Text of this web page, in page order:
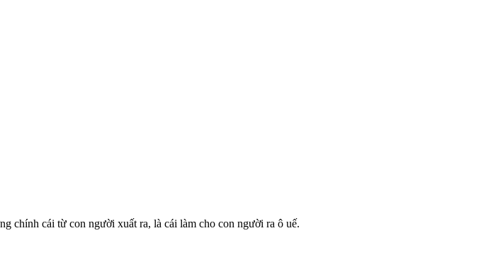
chính cái từ con người xuất ra, là cái làm cho con người ra ô uế.